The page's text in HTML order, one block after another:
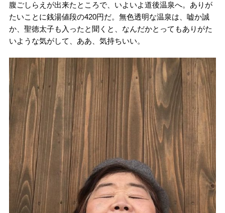
腹ごしらえが出来たところで、いよいよ道後温泉へ。ありが
たいことに銭湯値段の420円だ。無色透明な温泉は、嘘か誠
か、聖徳太子も入ったと聞くと、なんだかとってもありがた
いような気がして、ああ、気持ちいい。